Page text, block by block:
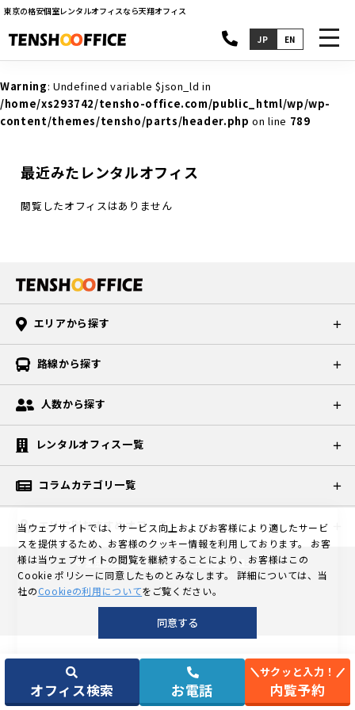
Warning: Undefined variable $json_ld in
/home/xs293742/tensho-office.com/public_html/wp/wp-
content/themes/tensho/parts/header.php on line 789
東京の格安個室レンタルオフィスなら天翔オフィス
JP EN
オフィス検索 お電話
サクッと入力！
内覧予約
最近みたレンタルオフィス
閲覧したオフィスはありません
エリアから探す
路線から探す
人数から探す
レンタルオフィス一覧
コラムカテゴリ一覧
エリア別おすすめオフィス
©東京の格安個室レンタルオフィスなら天翔オフィス
当ウェブサイトでは、サービス向上およびお客様により適したサービ
スを提供するため、お客様のクッキー情報を利用しております。
お客
様は当ウェブサイトの閲覧を継続することにより、お客様はこの
Cookie ポリシーに同意したものとみなします。
詳細については、当
社のCookieの利用についてをご覧ください。
同意する